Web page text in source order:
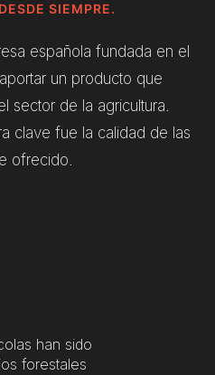
SIEMPRE.
española fundada en el
un producto que
sector de la agricultura.
clave fue la calidad de las
ofrecido.
han sido
forestales